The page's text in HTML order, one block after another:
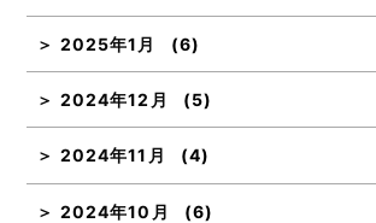
2025年1月 (6)
2024年12月 (5)
2024年11月 (4)
2024年10月 (6)